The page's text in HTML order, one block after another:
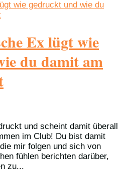
Ex lügt wie
du damit am
und scheint damit überall
im Club! Du bist damit
mir folgen und sich von
fühlen berichten darüber,
zu...